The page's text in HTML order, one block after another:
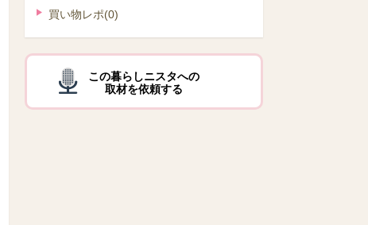
買い物レポ(0)
この暮らしニスタへの
取材を依頼する